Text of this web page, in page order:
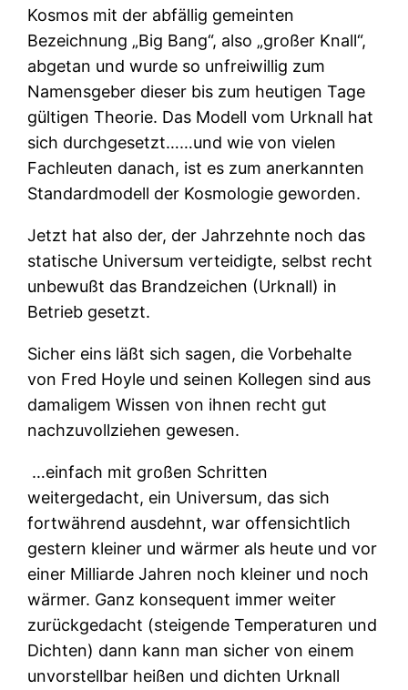
Kosmos mit der abfällig gemeinten
Bezeichnung „Big Bang“, also „großer Knall“,
abgetan und wurde so unfreiwillig zum
Namensgeber dieser bis zum heutigen Tage
gültigen Theorie. Das Modell vom Urknall hat
sich durchgesetzt……und wie von vielen
Fachleuten danach, ist es zum anerkannten
Standardmodell der Kosmologie geworden.
Jetzt hat also der, der Jahrzehnte noch das
statische Universum verteidigte, selbst recht
unbewußt das Brandzeichen (Urknall) in
Betrieb gesetzt.
Sicher eins läßt sich sagen, die Vorbehalte
von Fred Hoyle und seinen Kollegen sind aus
damaligem Wissen von ihnen recht gut
nachzuvollziehen gewesen.
…einfach mit großen Schritten
weitergedacht, ein Universum, das sich
fortwährend ausdehnt, war offensichtlich
gestern kleiner und wärmer als heute und vor
einer Milliarde Jahren noch kleiner und noch
wärmer. Ganz konsequent immer weiter
zurückgedacht (steigende Temperaturen und
Dichten) dann kann man sicher von einem
unvorstellbar heißen und dichten Urknall